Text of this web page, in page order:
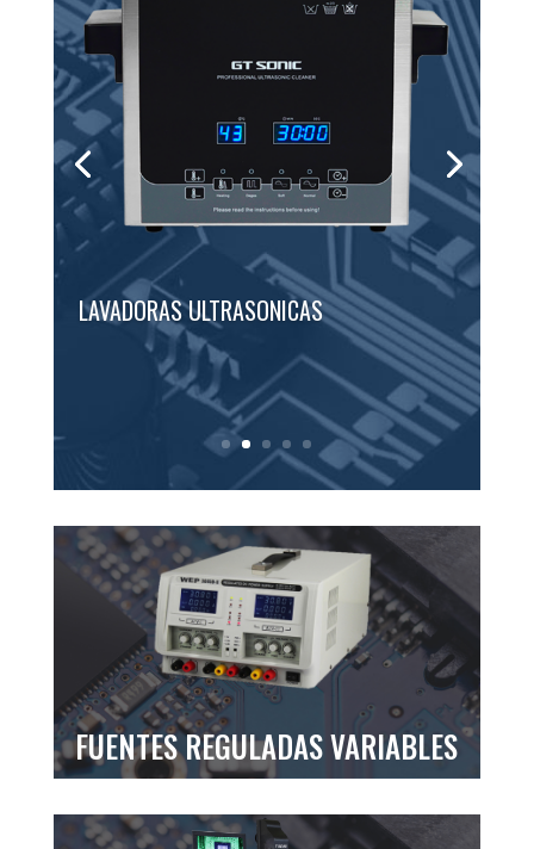
LAVADORAS ULTRASONICAS
FUENTES REGULADAS VARIABLES